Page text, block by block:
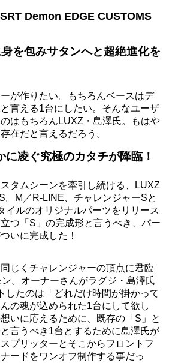
Demon EDGE CUSTOMS
を包みサタンへと超絶進化を
が作りたい。もちろんベースはデ
言える1台にしたい。そんなユーザ
はもちろんLUXZ・島澤氏。もはや
在だと言えるだろう。
に凌ぐ究極のカタチが降臨！
タムシーンを牽引し続ける、LUXZ
M／R‐LINE、チャレンジャーSと
イルのオリジナルパーツをリリース
つ「S」の完成形と言うべき、パー
いに完成した！
じくチャレンジャーの頂点に君臨
。オーナーさんがラグジ・島澤氏
したのは「どれだけ時間が掛かって
の魂が込められた1台にして欲し
いに応えるために、既存の「S」と
言うべき1台とするために島澤氏が
プリッターとそこからフロントフ
ードをワンオフ制作する事だっ